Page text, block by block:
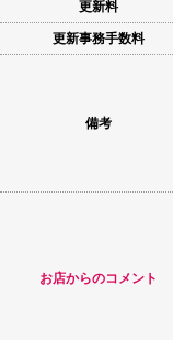
更新料
更新事務手数料
備考
お店からのコメント